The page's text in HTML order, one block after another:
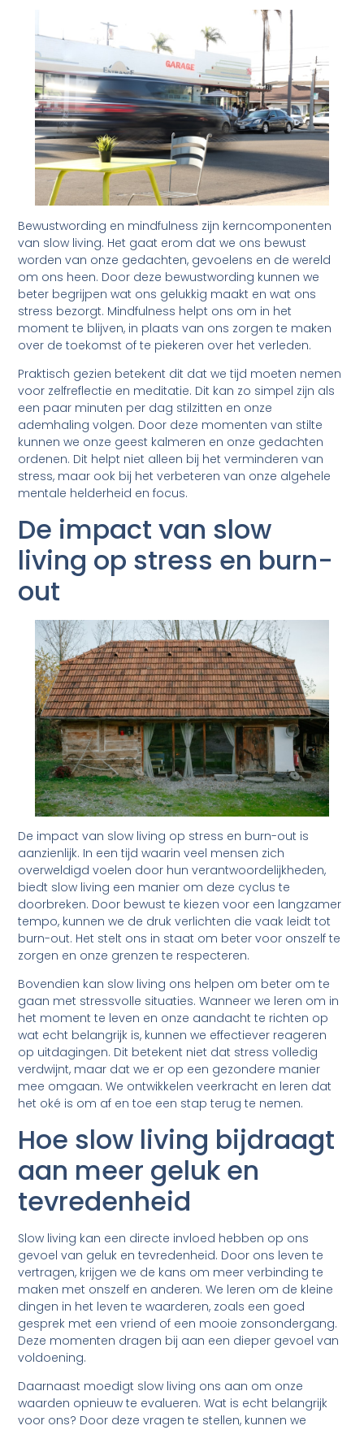
Bewustwording en mindfulness zijn kerncomponenten
van slow living. Het gaat erom dat we ons bewust
worden van onze gedachten, gevoelens en de wereld
om ons heen. Door deze bewustwording kunnen we
beter begrijpen wat ons gelukkig maakt en wat ons
stress bezorgt. Mindfulness helpt ons om in het
moment te blijven, in plaats van ons zorgen te maken
over de toekomst of te piekeren over het verleden.
Praktisch gezien betekent dit dat we tijd moeten nemen
voor zelfreflectie en meditatie. Dit kan zo simpel zijn als
een paar minuten per dag stilzitten en onze
ademhaling volgen. Door deze momenten van stilte
kunnen we onze geest kalmeren en onze gedachten
ordenen. Dit helpt niet alleen bij het verminderen van
stress, maar ook bij het verbeteren van onze algehele
mentale helderheid en focus.
De impact van slow
living op stress en burn-
out
De impact van slow living op stress en burn-out is
aanzienlijk. In een tijd waarin veel mensen zich
overweldigd voelen door hun verantwoordelijkheden,
biedt slow living een manier om deze cyclus te
doorbreken. Door bewust te kiezen voor een langzamer
tempo, kunnen we de druk verlichten die vaak leidt tot
burn-out. Het stelt ons in staat om beter voor onszelf te
zorgen en onze grenzen te respecteren.
Bovendien kan slow living ons helpen om beter om te
gaan met stressvolle situaties. Wanneer we leren om in
het moment te leven en onze aandacht te richten op
wat echt belangrijk is, kunnen we effectiever reageren
op uitdagingen. Dit betekent niet dat stress volledig
verdwijnt, maar dat we er op een gezondere manier
mee omgaan. We ontwikkelen veerkracht en leren dat
het oké is om af en toe een stap terug te nemen.
Hoe slow living bijdraagt
aan meer geluk en
tevredenheid
Slow living kan een directe invloed hebben op ons
gevoel van geluk en tevredenheid. Door ons leven te
vertragen, krijgen we de kans om meer verbinding te
maken met onszelf en anderen. We leren om de kleine
dingen in het leven te waarderen, zoals een goed
gesprek met een vriend of een mooie zonsondergang.
Deze momenten dragen bij aan een dieper gevoel van
voldoening.
Daarnaast moedigt slow living ons aan om onze
waarden opnieuw te evalueren. Wat is echt belangrijk
voor ons? Door deze vragen te stellen, kunnen we